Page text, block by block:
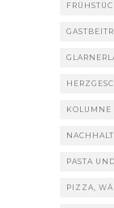
KOLUMNE
PASTA
PIZZA,